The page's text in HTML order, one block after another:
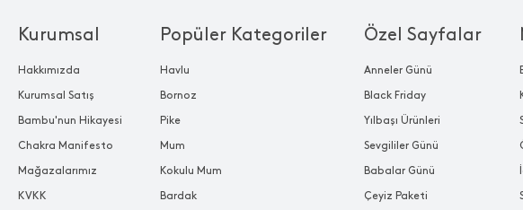
Popüler Kategoriler
Havlu
Bornoz
Pike
Mum
Kokulu Mum
Bardak
Özel Sayfalar
Anneler Günü
Black Friday
Yılbaşı Ürünleri
Sevgililer Günü
Babalar Günü
Çeyiz Paketi
Kurumsal
Hakkımızda
Kurumsal Satış
Bambu'nun Hikayesi
Chakra Manifesto
Mağazalarımız
KVKK